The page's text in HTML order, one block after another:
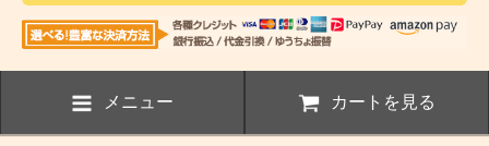
メニュー カートを見る